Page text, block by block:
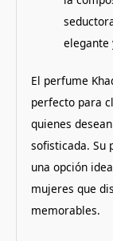
elegante
El perfume
perfecto para
quienes
sofisticada. Su
una opción
mujeres que
memorables.